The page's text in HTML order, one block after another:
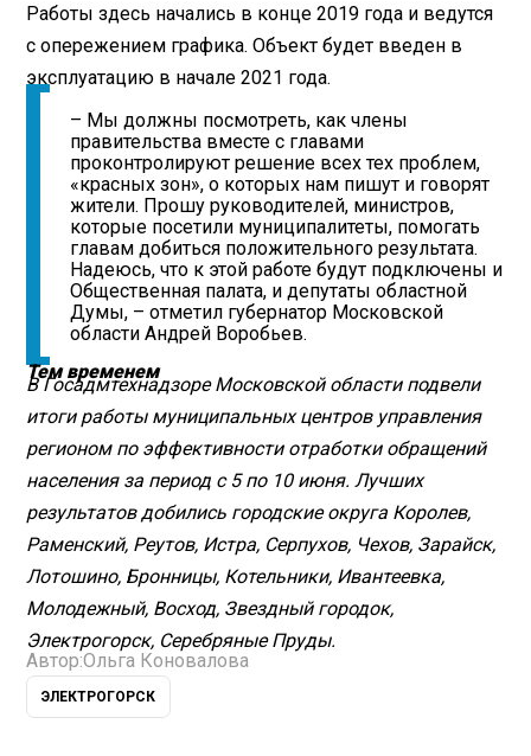
Работы здесь начались в конце 2019 года и ведутся
с опережением графика. Объект будет введен в
эксплуатацию в начале 2021 года.
– Мы должны посмотреть, как члены
правительства вместе с главами
проконтролируют решение всех тех проблем,
«красных зон», о которых нам пишут и говорят
жители. Прошу руководителей, министров,
которые посетили муниципалитеты, помогать
главам добиться положительного результата.
Надеюсь, что к этой работе будут подключены и
Общественная палата, и депутаты областной
Думы, – отметил губернатор Московской
области Андрей Воробьев.
Тем временем
В Госадмтехнадзоре Московской области подвели
итоги работы муниципальных центров управления
регионом по эффективности отработки обращений
населения за период с 5 по 10 июня. Лучших
результатов добились городские округа Королев,
Раменский, Реутов, Истра, Серпухов, Чехов, Зарайск,
Лотошино, Бронницы, Котельники, Ивантеевка,
Молодежный, Восход, Звездный городок,
Электрогорск, Серебряные Пруды.
Автор:Ольга Коновалова
ЭЛЕКТРОГОРСК